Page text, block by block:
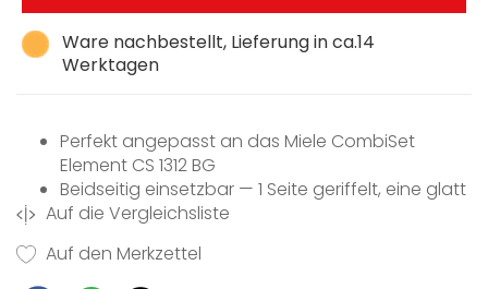
Ware nachbestellt, Lieferung in ca.14
Werktagen
Perfekt angepasst an das Miele CombiSet
Element CS 1312 BG
Beidseitig einsetzbar — 1 Seite geriffelt, eine glatt
Aus Gusseisen mit Spezial-Emaillierung
Linkshänder
Auf die Vergleichsliste
Auf den Merkzettel